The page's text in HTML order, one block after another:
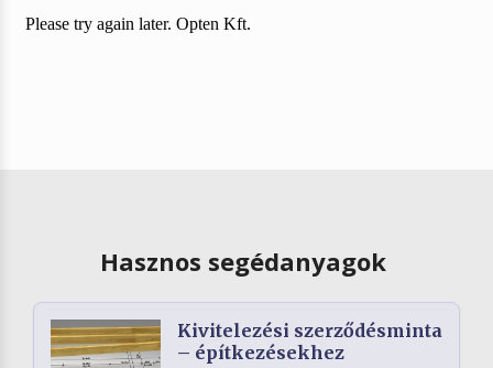
Hasznos segédanyagok
Kivitelezési szerződésminta
– építkezésekhez